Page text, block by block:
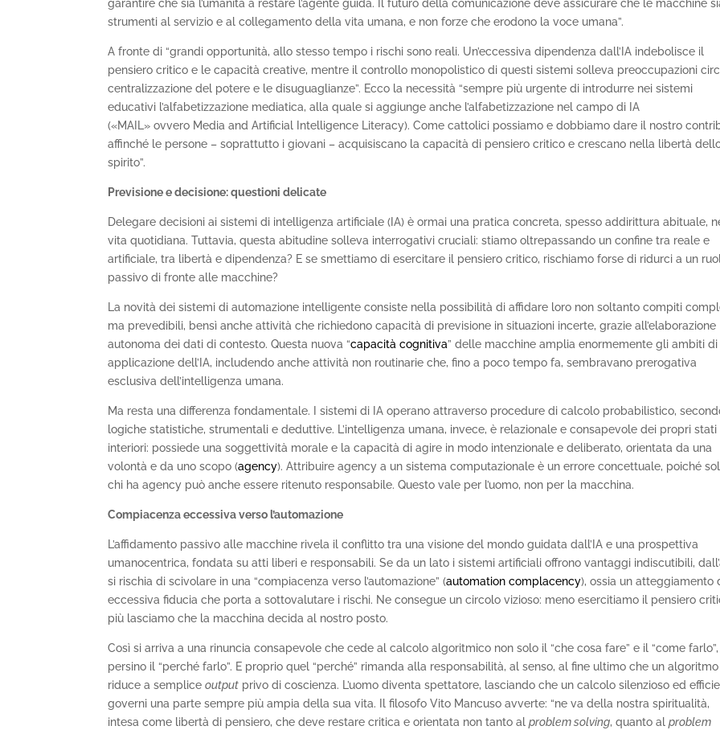
garantire che sia l’umanità a restare l’agente guida. Il futuro della comunicazione deve assicurare che le macchine
strumenti al servizio e al collegamento della vita umana, e non forze che erodono la voce umana”.
A fronte di “grandi opportunità, allo stesso tempo i rischi sono reali. Un’eccessiva dipendenza dall’IA indebolisce il
pensiero critico e le capacità creative, mentre il controllo monopolistico di questi sistemi solleva preoccupazioni
centralizzazione del potere e le disuguaglianze”. Ecco la necessità “sempre più urgente di introdurre nei sistemi
educativi l’alfabetizzazione mediatica, alla quale si aggiunge anche l’alfabetizzazione nel campo di IA
(«MAIL» ovvero Media and Artificial Intelligence Literacy). Come cattolici possiamo e dobbiamo dare il nostro
affinché le persone – soprattutto i giovani – acquisiscano la capacità di pensiero critico e crescano nella libertà
spirito”.
Previsione e decisione: questioni delicate
Delegare decisioni ai sistemi di intelligenza artificiale (IA) è ormai una pratica concreta, spesso addirittura abituale,
vita quotidiana. Tuttavia, questa abitudine solleva interrogativi cruciali: stiamo oltrepassando un confine tra reale e
artificiale, tra libertà e dipendenza? E se smettiamo di esercitare il pensiero critico, rischiamo forse di ridurci a un
passivo di fronte alle macchine?
La novità dei sistemi di automazione intelligente consiste nella possibilità di affidare loro non soltanto compiti
ma prevedibili, bensì anche attività che richiedono capacità di previsione in situazioni incerte, grazie all’elaborazione
autonoma dei dati di contesto. Questa nuova “capacità cognitiva” delle macchine amplia enormemente gli ambiti di
applicazione dell’IA, includendo anche attività non routinarie che, fino a poco tempo fa, sembravano prerogativa
esclusiva dell’intelligenza umana.
Ma resta una differenza fondamentale. I sistemi di IA operano attraverso procedure di calcolo probabilistico,
logiche statistiche, strumentali e deduttive. L’intelligenza umana, invece, è relazionale e consapevole dei propri stati
interiori: possiede una soggettività morale e la capacità di agire in modo intenzionale e deliberato, orientata da una
volontà e da uno scopo (agency). Attribuire agency a un sistema computazionale è un errore concettuale, poiché
chi ha agency può anche essere ritenuto responsabile. Questo vale per l’uomo, non per la macchina.
Compiacenza eccessiva verso l’automazione
L’affidamento passivo alle macchine rivela il conflitto tra una visione del mondo guidata dall’IA e una prospettiva
umanocentrica, fondata su atti liberi e responsabili. Se da un lato i sistemi artificiali offrono vantaggi indiscutibili,
si rischia di scivolare in una “compiacenza verso l’automazione” (automation complacency), ossia un atteggiamento
eccessiva fiducia che porta a sottovalutare i rischi. Ne consegue un circolo vizioso: meno esercitiamo il pensiero
più lasciamo che la macchina decida al nostro posto.
Così si arriva a una rinuncia consapevole che cede al calcolo algoritmico non solo il “che cosa fare” e il “come
persino il “perché farlo”. E proprio quel “perché” rimanda alla responsabilità, al senso, al fine ultimo che un algoritmo
riduce a sempliceoutput privo di coscienza. L’uomo diventa spettatore, lasciando che un calcolo silenzioso ed
governi una parte sempre più ampia della sua vita. Il filosofo Vito Mancuso avverte: “ne va della nostra spiritualità,
intesa come libertà di pensiero, che deve restare critica e orientata non tanto alproblem solving, quanto alproblem